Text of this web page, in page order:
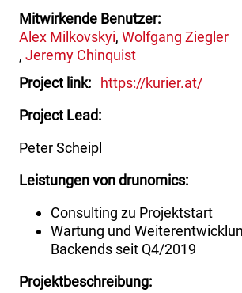
Mitwirkende Benutzer
Alex Milkovskyi Wolfgang Ziegler
Jeremy Chinquist
Project link
https://kurier.at/
Project Lead:
Peter Scheipl
Leistungen von drunomics:
Consulting zu Projektstart
Wartung und
Backends seit Q4/2019
Projektbeschreibung: